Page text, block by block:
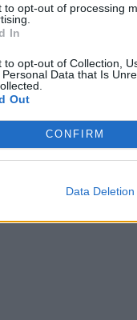
to opt-out of processing
In
to opt-out of Collection,
Data that Is
Out
CONFIRM
Data Deletion